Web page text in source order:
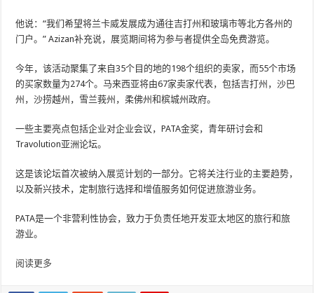
他说：“我们希望将兰卡威发展成为通往吉打州和玻璃市等北方各州的
门户。” Azizan补充说，展览期间将为参与者提供全岛免费游览。
今年，该活动聚集了来自35个目的地的198个组织的卖家，而55个市场
的买家数量为274个。马来西亚将由67家卖家代表，包括吉打州，沙巴
州，沙捞越州，雪兰莪州，柔佛州和槟城州政府。
一些主要亮点包括企业对企业会议，PATA金奖，青年研讨会和
Travolution亚洲论坛。
这是该论坛首次被纳入展览计划的一部分。它将关注行业的主要趋势，
以及新兴技术，定制旅行选择和增值服务如何促进旅游业务。
PATA是一个非营利性协会，致力于负责任地开发亚太地区的旅行和旅
游业。
阅读更多